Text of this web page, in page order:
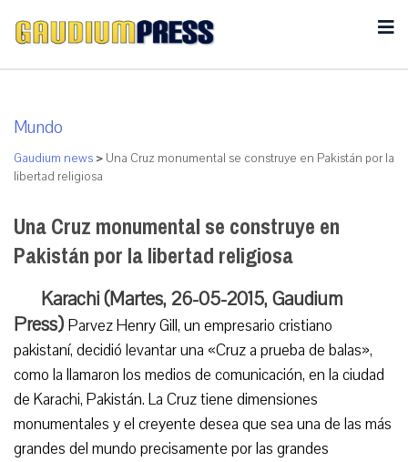
Mundo
Gaudium news > Una Cruz monumental se construye en Pakistán por la
libertad religiosa
Una Cruz monumental se construye en
Pakistán por la libertad religiosa
Karachi (Martes, 26-05-2015, Gaudium
Press) Parvez Henry Gill, un empresario cristiano
pakistaní, decidió levantar una «Cruz a prueba de balas»,
como la llamaron los medios de comunicación, en la ciudad
de Karachi, Pakistán. La Cruz tiene dimensiones
monumentales y el creyente desea que sea una de las más
grandes del mundo precisamente por las grandes